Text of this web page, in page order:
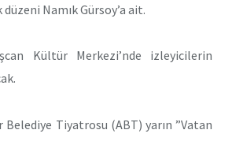
düzeni Namık Gürsoy’a ait.
Kültür Merkezi’nde izleyicilerin
Tiyatrosu (ABT) yarın ”Vatan